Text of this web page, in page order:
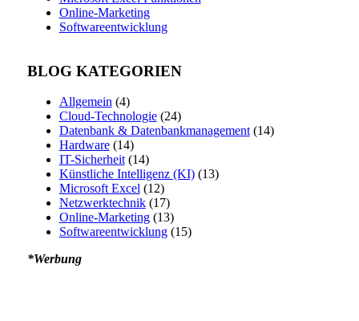
Online-Marketing
Softwareentwicklung
BLOG KATEGORIEN
Allgemein(4)
Cloud-Technologie(24)
Datenbank & Datenbankmanagement(14)
Hardware(14)
IT-Sicherheit(14)
Künstliche Intelligenz (KI)(13)
Microsoft Excel(12)
Netzwerktechnik(17)
Online-Marketing(13)
Softwareentwicklung(15)
*Werbung